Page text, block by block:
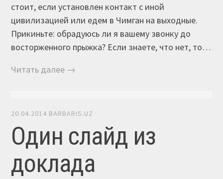
стоит, если установлен контакт с иной
цивилизацией или едем в Чимган на выходные.
Прикиньте: обрадуюсь ли я вашему звонку до
восторженного прыжка? Если знаете, что нет, то…
Читать далее →
20.04.2014 BARBARIS.UZ
Один слайд из
доклада